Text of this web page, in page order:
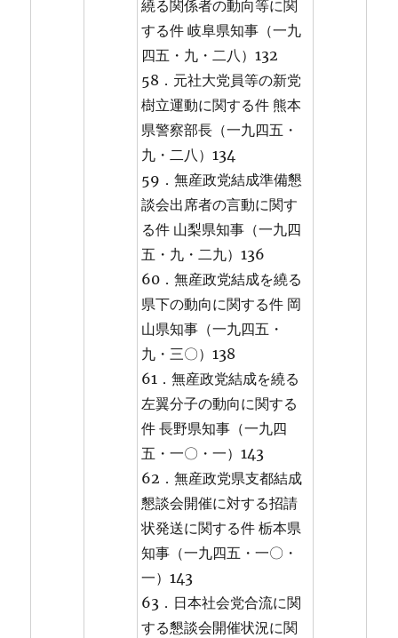
繞る関係者の動向等に関
する件 岐阜県知事（一九
四五・九・二八）132
58．元社大党員等の新党
樹立運動に関する件 熊本
県警察部長（一九四五・
九・二八）134
59．無産政党結成準備懇
談会出席者の言動に関す
る件 山梨県知事（一九四
五・九・二九）136
60．無産政党結成を繞る
県下の動向に関する件 岡
山県知事（一九四五・
九・三〇）138
61．無産政党結成を繞る
左翼分子の動向に関する
件 長野県知事（一九四
五・一〇・一）143
62．無産政党県支都結成
懇談会開催に対する招請
状発送に関する件 栃本県
知事（一九四五・一〇・
一）143
63．日本社会党合流に関
する懇談会開催状況に関